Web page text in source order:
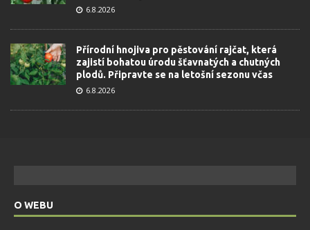
6.8.2026
Přírodní hnojiva pro pěstování rajčat, která
zajistí bohatou úrodu šťavnatých a chutných
plodů. Připravte se na letošní sezonu včas
6.8.2026
O WEBU